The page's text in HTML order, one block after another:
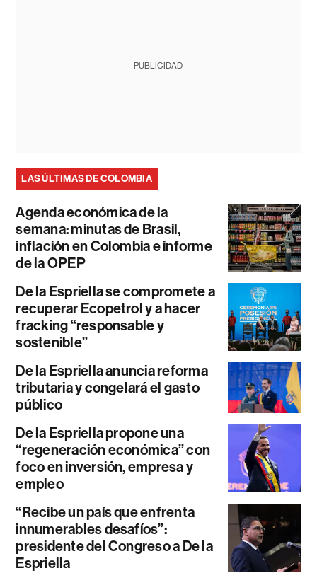
PUBLICIDAD
LAS ÚLTIMAS DE COLOMBIA
Agenda económica de la
semana: minutas de Brasil,
inflación en Colombia e informe
de la OPEP
De la Espriella se compromete a
recuperar Ecopetrol y a hacer
fracking “responsable y
sostenible”
De la Espriella anuncia reforma
tributaria y congelará el gasto
público
De la Espriella propone una
“regeneración económica” con
foco en inversión, empresa y
empleo
“Recibe un país que enfrenta
innumerables desafíos”:
presidente del Congreso a De la
Espriella